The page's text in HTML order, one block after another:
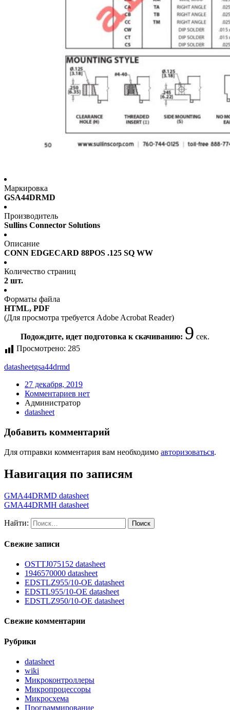
Маркировка
GSA44DRMD
Производитель
Sullins Connector Solutions
Описание
CONN EDGECARD 88POS .125 SQ WW
Количество страниц
2 шт.
Форматы файла
HTML, PDF
(Для просмотра требуется Adobe Acrobat Reader)
Подождите, идет подготовка к скачиванию: 9 сек.
Просмотрено: 285
datasheetgsa44drmd
27 декабря, 2019
Комментариев нет
Администратор
datasheet
Добавить комментарий
Для отправки комментария вам необходимо авторизоваться.
Навигация по записям
GMA44DRMD datasheet
GMA44DRMH datasheet
Найти:
Свежие записи
OSTTJ075152 datasheet
1946570000 datasheet
EDSTLZ955/10-OE datasheet
EDSTL955/10-OE datasheet
EDSTLZ950/10-OE datasheet
Свежие комментарии
Рубрики
datasheet
wiki
Микроконтроллеры
Микропроцессоры
Микросхема
Программирование